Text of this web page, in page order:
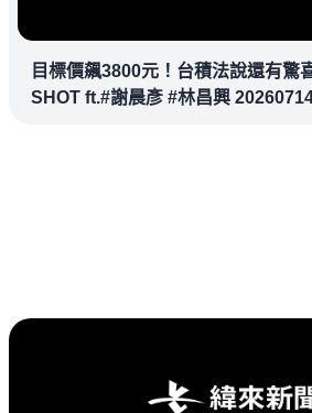
目標價飆3800元！台積法說還有驚
SHOT ft.#謝晨彥 #林昌興